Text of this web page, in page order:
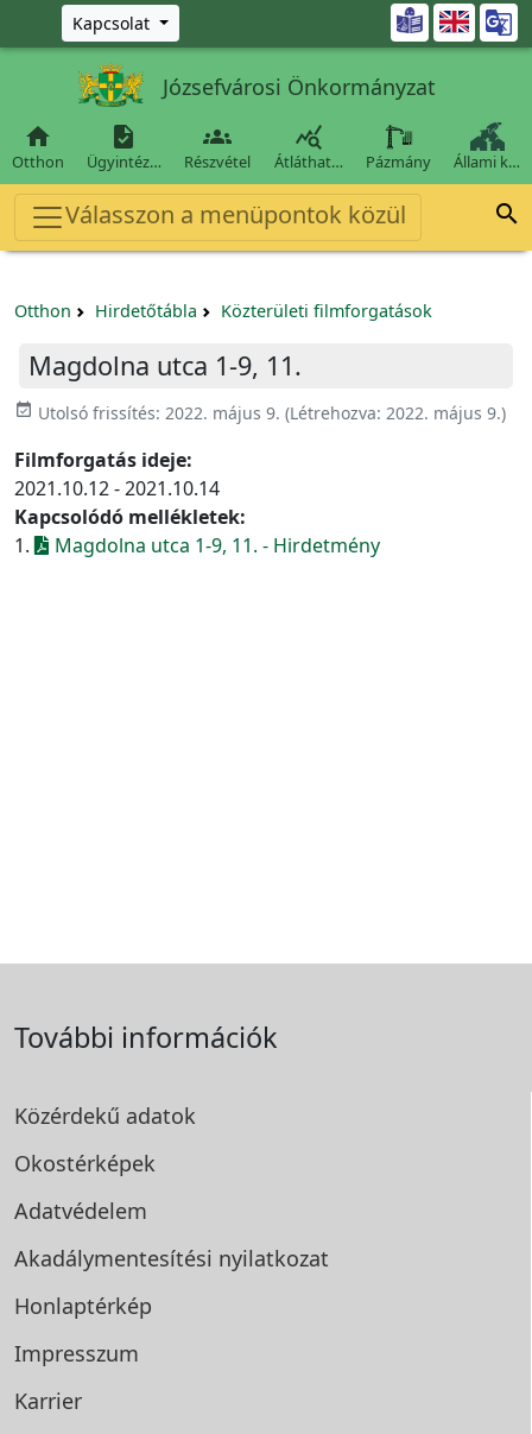
Ugrás a fő tartalomra
Kapcsolat 
Józsefvárosi Önkormányzat

Otthon

Ügyintéz…

Részvétel

Átláthat… Pázmány Állami k…
Válasszon a menüpontok közül 
Otthon Hirdetőtábla Közterületi filmforgatások
Magdolna utca 1-9, 11.
event_available Utolsó frissítés: 2022. május 9. (Létrehozva: 2022. május 9.)
Filmforgatás ideje:
2021.10.12 - 2021.10.14
Kapcsolódó mellékletek:
1.
Magdolna utca 1-9, 11. - Hirdetmény
További információk
Közérdekű adatok
Okostérképek
Adatvédelem
Akadálymentesítési nyilatkozat
Honlaptérkép
Impresszum
Karrier